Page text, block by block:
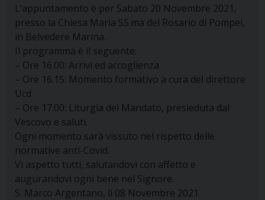
L’appuntamento è per Sabato 20 Novembre 2021,
presso la Chiesa Maria SS.ma del Rosario di Pompei,
in Belvedere Marina.
Il programma è il seguente:
– Ore 16.00: Arrivi ed accoglienza
– Ore 16.15: Momento formativo a cura del direttore
Ucd
– Ore 17.00: Liturgia del Mandato, presieduta dal
Vescovo e saluti.
Ogni momento sarà vissuto nel rispetto delle
normative anti-Covid.
Vi aspetto tutti, salutandovi con affetto e
augurandovi ogni bene nel Signore.
S. Marco Argentano, lì 08 Novembre 2021